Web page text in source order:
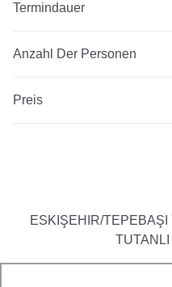
Termindauer
Anzahl Der Personen
Preis
ESKIŞEHIR/TEPEBAŞI